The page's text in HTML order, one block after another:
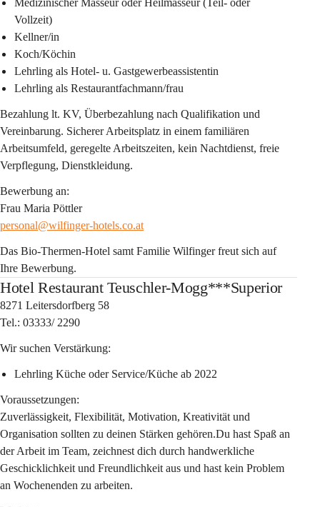
Medizinischer Masseur oder Heilmasseur (Teil- oder
Vollzeit)
Kellner/in
Koch/Köchin
Lehrling als Hotel- u. Gastgewerbeassistentin
Lehrling als Restaurantfachmann/frau
Bezahlung lt. KV, Überbezahlung nach Qualifikation und
Vereinbarung. Sicherer Arbeitsplatz in einem familiären
Arbeitsumfeld, geregelte Arbeitszeiten, kein Nachtdienst, freie
Verpflegung, Dienstkleidung.
Bewerbung an:
Frau Maria Pöttler
personal@wilfinger-hotels.co.at
Das Bio-Thermen-Hotel samt Familie Wilfinger freut sich auf
Ihre Bewerbung.
Hotel Restaurant Teuschler-Mogg***Superior
8271 Leitersdorfberg 58
Tel.: 03333/ 2290
Wir suchen Verstärkung:
Lehrling Küche oder Service/Küche ab 2022
Voraussetzungen:
Zuverlässigkeit, Flexibilität, Motivation, Kreativität und
Organisation sollten zu deinen Stärken gehören.Du hast Spaß an
der Arbeit im Team, zeichnest dich durch handwerkliche
Geschicklichkeit und Freundlichkeit aus und hast kein Problem
an Wochenenden zu arbeiten.